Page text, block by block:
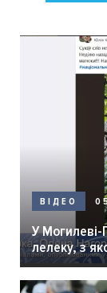
ВІДЕО
У Могилеві-
лелеку, з